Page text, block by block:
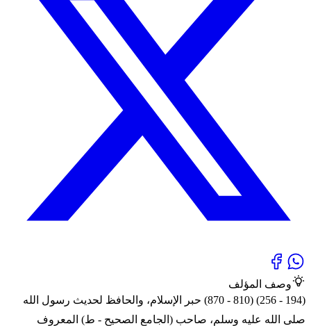
وصف المؤلف
(194 - 256) (810 - 870) حبر الإسلام، والحافظ لحديث رسول الله
صلى الله عليه وسلم، صاحب (الجامع الصحيح - ط) المعروف